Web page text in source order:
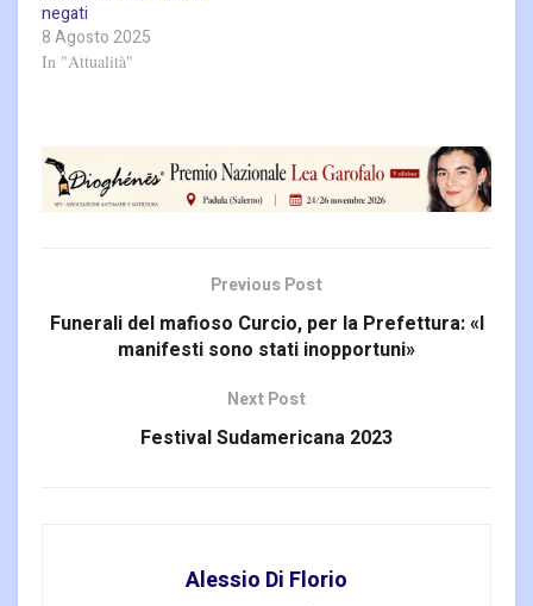
negati
8 Agosto 2025
In "Attualità"
Previous Post
Funerali del mafioso Curcio, per la Prefettura: «I
manifesti sono stati inopportuni»
Next Post
Festival Sudamericana 2023
Alessio Di Florio